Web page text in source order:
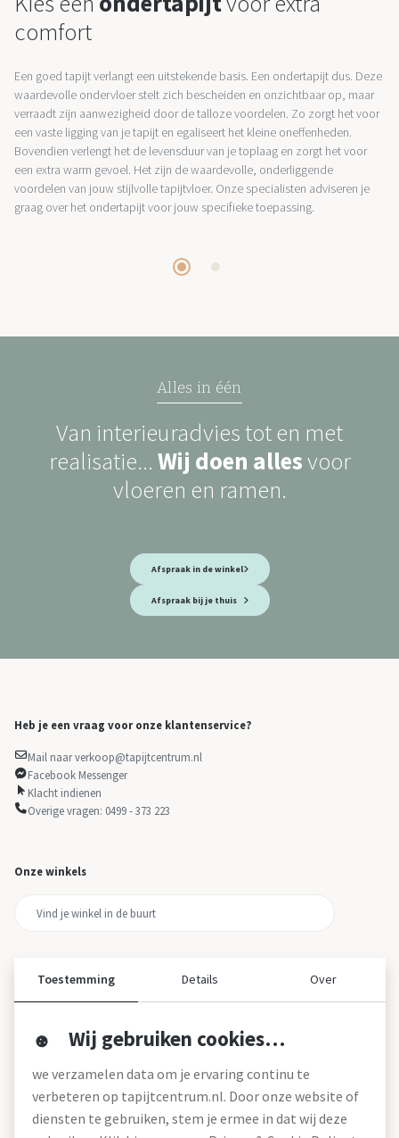
comfort
Een goed tapijt verlangt een uitstekende basis. Een ondertapijt dus. Deze
waardevolle ondervloer stelt zich bescheiden en onzichtbaar op, maar
verraadt zijn aanwezigheid door de talloze voordelen. Zo zorgt het voor
een vaste ligging van je tapijt en egaliseert het kleine oneffenheden.
Bovendien verlengt het de levensduur van je toplaag en zorgt het voor
een extra warm gevoel. Het zijn de waardevolle, onderliggende
voordelen van jouw stijlvolle tapijtvloer. Onze specialisten adviseren je
graag over het ondertapijt voor jouw specifieke toepassing.
Alles in één
Van interieuradvies tot en met
realisatie... Wij doen allesvoor
vloeren en ramen.
Afspraak in de winkel
Afspraak bij je thuis
Heb je een vraag voor onze klantenservice?
Mail naar verkoop@tapijtcentrum.nl
Facebook Messenger
Klacht indienen
Overige vragen: 0499 - 373 223
Onze winkels
Over tapijtcentrum
Werken bij
Toestemming Details Over
Wij gebruiken cookies…
we verzamelen data om je ervaring continu te
verbeteren op tapijtcentrum.nl. Door onze website of
diensten te gebruiken, stem je ermee in dat wij deze